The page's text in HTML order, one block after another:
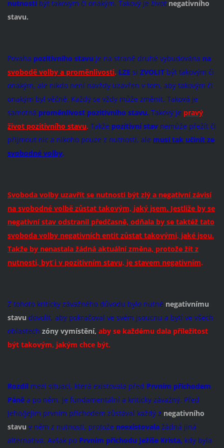
nutnosti být takovým či onakým. Takový je život negativního
stavu.
Povaha pozitivního stavu je na straně druhé vybudována na
svobodě volby a proměnlivosti. LZE si ZVOLIT být takovým či
onakým, ale nikdo není navždy uzavřen v tom, aby takovým či
onakým byl věčně. Každý se vždy může změnit. Taková je
samotná proměnlivost pozitivního stavu. Takový je pravý
život pozitivního stavu. Takže pozitivní stavnemůže přežít či
přijmout nic a nikoho pouze z nutnosti, ale musí tak učinit ze
svobodné volby.
Svoboda volby uzavřít se nutnosti být zlý a negativní závisí
na svobodné volbě zůstat takovým, jaký jsem. Jestliže by se
negativní stav odstranil předčasně, odňala by se taktéž tato
svoboda volby negativních entit zůstat takovými, jaké jsou.
Takže by nenastala žádná aktuální změna, protože žít z
nutnosti, byť i v pozitivním stavu, je stavem negativním.
Z tohoto kriticky závažného důvodu bylo nutné negativnímu
stavu dovolit, aby pokračoval ve svém jsoucnu a bytí ve všech
oblastech zóny vymístění, aby se každému dala příležitost
být takovým, jakým chce být.
Rozdílmezi situací, která existovala před Prvním příchodem
Páněa po něm, je fundamentální a kriticky závažný. Před
Jeho/Jejím prvním příchodem zůstával každý z negativního
stavu v něm z nutnosti, protože neexistovalažádná jiná
alternativa. Avšak po Prvním příchodu Ježíše Krista, kdy byla